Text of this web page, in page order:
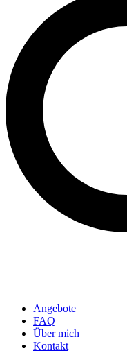
Angebote
FAQ
Über mich
Kontakt